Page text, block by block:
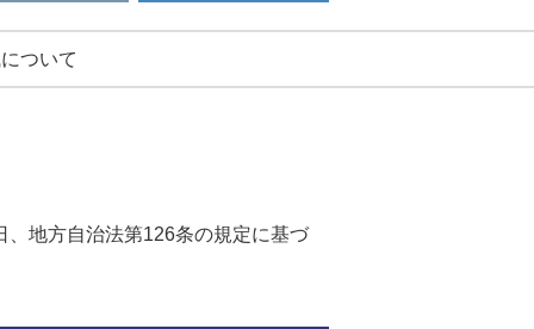
ついて
、地方自治法第126条の規定に基づ